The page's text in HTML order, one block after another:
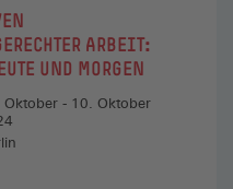
neuen
Fenster)
Kuhnhenne
ARBEIT:
UND MORGEN
Oktober - 10. Oktober